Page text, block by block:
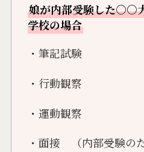
娘が内部受験した○○
学校の場合
・筆記試験
・行動観察
・運動観察
・面接 （内部受験の